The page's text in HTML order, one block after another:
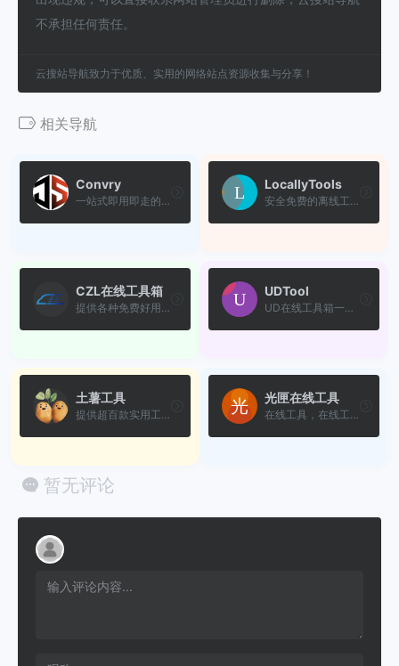
不承担任何责任。
云搜站导航致力于优质、实用的网络站点资源收集与分享！
相关导航
Convry
一站式即用即走的在线工具箱...
LocallyTools
安全免费的离线工具箱，浏览...
CZL在线工具箱
提供各种免费好用的在线工具...
UDTool
UD在线工具箱一直致力于为网...
土薯工具
提供超百款实用工具，涵盖生...
光匣在线工具
在线工具，在线工具大全，开...
暂无评论